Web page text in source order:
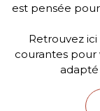
est pensée
Retrouvez
courantes pour
adapté